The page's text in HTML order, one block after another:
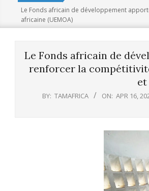
Le Fonds africain de développement
africaine (UEMOA)
Le Fonds africain de
renforcer la
BY: TAMAFRICA ON: APR 16,